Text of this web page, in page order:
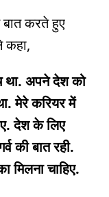
करते हुए
कहा,
था. अपने देश को
मेरे करियर में
देश के लिए
की बात रही.
चाहिए.